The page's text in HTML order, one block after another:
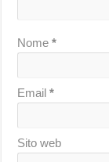
Nome*
Email*
Sito web